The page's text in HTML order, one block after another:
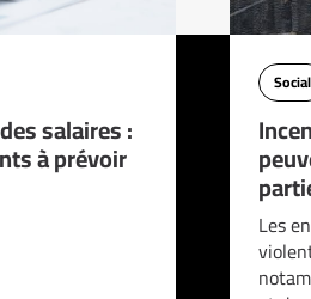
salaires :
à prévoir
Social
Les